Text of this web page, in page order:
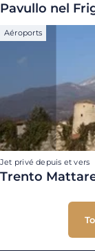
Pavullo nel
Aéroports
Jet privé depuis et vers
Trento